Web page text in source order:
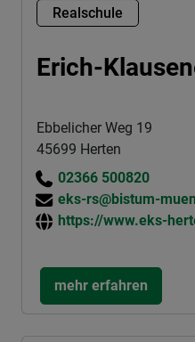
Realschule
Erich-
Ebbelicher Weg 19
45699 Herten
02366 500820
eks-rs@bistum-
https://www.eks-
mehr erfahren